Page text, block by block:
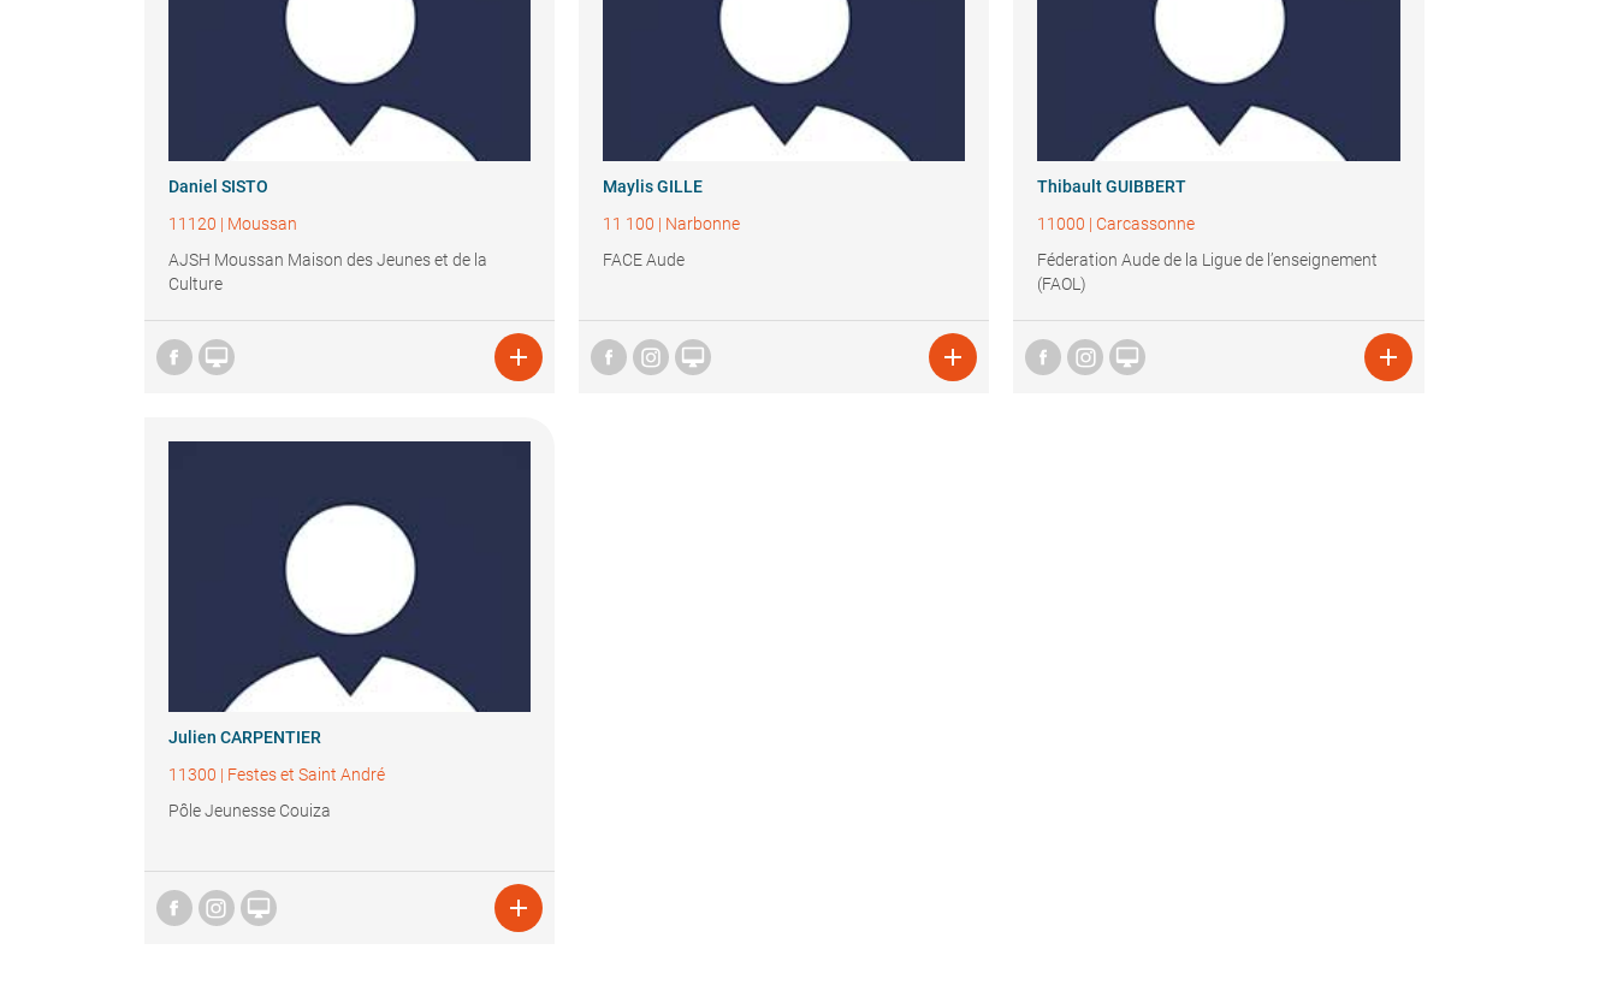
Daniel SISTO
11120 | Moussan
AJSH Moussan Maison des Jeunes et de la
Culture
 
Maylis GILLE
11 100 | Narbonne
FACE Aude
 
Thibault GUIBBERT
11000 | Carcassonne
Féderation Aude de la Ligue de l’enseignement
(FAOL)
 
Julien CARPENTIER
11300 | Festes et Saint André
Pôle Jeunesse Couiza
 